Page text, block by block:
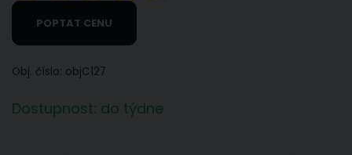
POPTAT CENU
Obj. číslo: objC127
Dostupnost: do týdne